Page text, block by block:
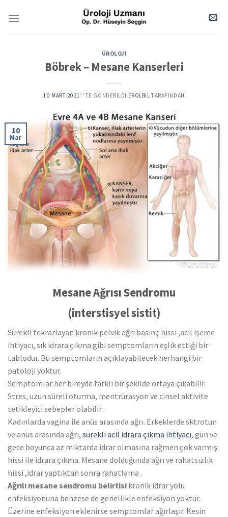
ÜROLOJI
Böbrek – Mesane Kanserleri
10 MART 2021’' TE GÖNDERILDI EROLBIL TARAFINDAN
10
Mar
Mesane Ağrısı Sendromu
(interstisyel sistit)
Sürekli tekrarlayan kronik pelvik ağrı basınç hissi ,acil işeme
ihtiyacı, sık idrara çıkma gibi semptomların eşlik ettiği bir
tablodur. Bu semptomların açıklayabilecek herhangi bir
patoloji yoktur.
Semptomlar her bireyde farklı bir şekilde ortaya çıkabilir.
Stres, uzun süreli oturma, mentrürasyon ve cinsel aktivite
tetikleyici sebepler olabilir.
Kadınlarda vagina ile anüs arasında ağrı. Erkeklerde sktrotun
ve anüs arasında ağrı, sürekli acil idrara çıkma ihtiyacı, gün ve
gece boyunca az miktarda idrar olmasına rağmen çok varmış
hissi ile idrara çıkma. Mesane dolduğunda ağrı ve rahatsızlık
hissi ,idrar yaptıktan sonra rahatlama .
Ağrılı mesane sendromu belirtisi kronik idrar yolu
enfeksiyonuna benzese de genellikle enfeksiyon yoktur.
Üzerine enfeksiyon eklenirse semptomlar ağırlaşır. Kesin